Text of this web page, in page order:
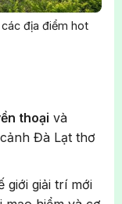
địa điểm hot
thoại và
Đà Lạt thơ
giới giải trí mới